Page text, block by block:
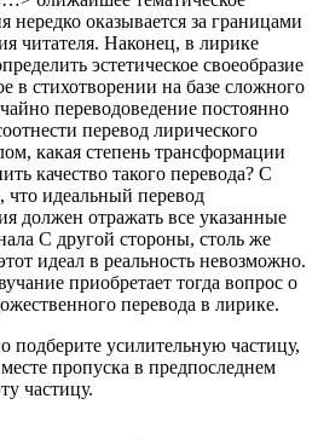
нередко оказывается за границами
читателя. Наконец, в лирике
эстетическое своеобразие
в стихотворении на базе сложного
переводоведение постоянно
перевод лирического
какая степень трансформации
качество такого перевода? С
идеальный перевод
должен отражать все указанные
С другой стороны, столь же
идеал в реальность невозможно.
приобретает тогда вопрос о
перевода в лирике.
подберите усилительную частицу,
пропуска в предпоследнем
частицу.